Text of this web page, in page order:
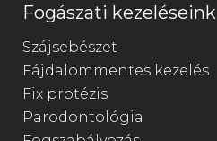
Fogászati kezeléseink
Szájsebészet
Fájdalommentes kezelés
Fix protézis
Parodontológia